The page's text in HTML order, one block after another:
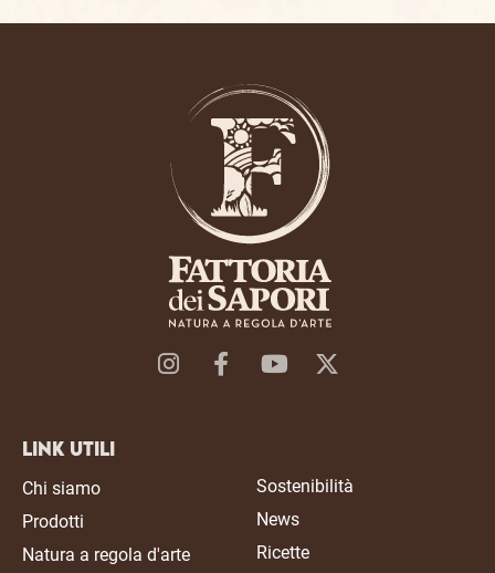
Link Utili
Chi siamo
Prodotti
Natura a regola d'arte
Sostenibilità
News
Ricette